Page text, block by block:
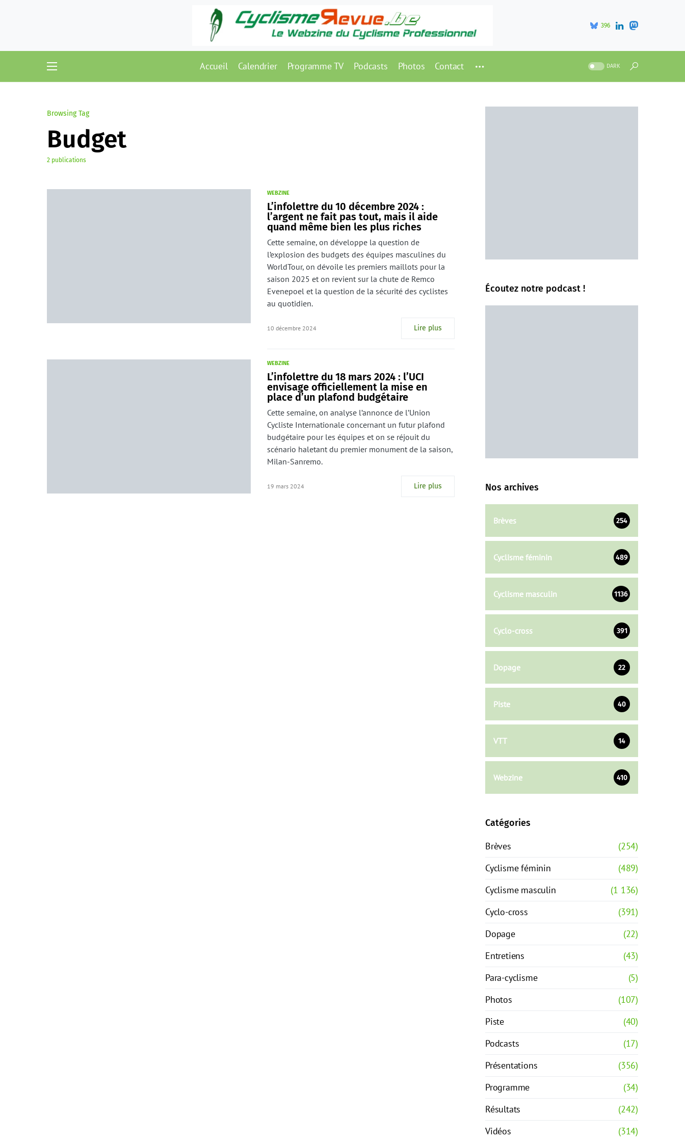
396
Accueil Calendrier Programme TV Podcasts Photos Contact DARK
Browsing Tag
Budget
2 publications
WEBZINE
L’infolettre du 10 décembre 2024 :
l’argent ne fait pas tout, mais il aide
quand même bien les plus riches
Cette semaine, on développe la question de
l’explosion des budgets des équipes masculines du
WorldTour, on dévoile les premiers maillots pour la
saison 2025 et on revient sur la chute de Remco
Evenepoel et la question de la sécurité des cyclistes
au quotidien.
10 décembre 2024 Lire plus
WEBZINE
L’infolettre du 18 mars 2024 : l’UCI
envisage officiellement la mise en
place d’un plafond budgétaire
Cette semaine, on analyse l’annonce de l’Union
Cycliste Internationale concernant un futur plafond
budgétaire pour les équipes et on se réjouit du
scénario haletant du premier monument de la saison,
Milan-Sanremo.
19 mars 2024 Lire plus
Écoutez notre podcast !
Nos archives
Brèves 254
Cyclisme féminin 489
Cyclisme masculin 1136
Cyclo-cross 391
Dopage 22
Piste 40
VTT 14
Webzine 410
Catégories
Brèves
(254)
Cyclisme féminin
(489)
Cyclisme masculin
(1 136)
Cyclo-cross
(391)
Dopage
(22)
Entretiens
(43)
Para-cyclisme
(5)
Photos
(107)
Piste
(40)
Podcasts
(17)
Présentations
(356)
Programme
(34)
Résultats
(242)
Vidéos
(314)